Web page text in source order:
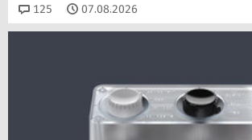
125 Kommentare
07.08.2026